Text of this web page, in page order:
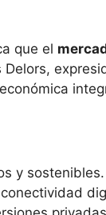
que el
y sostenibles.